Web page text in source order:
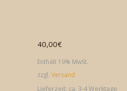
40,00€
Enthält 19% MwSt.
zzgl. Versand
Lieferzeit: ca. 3-4 Werktage